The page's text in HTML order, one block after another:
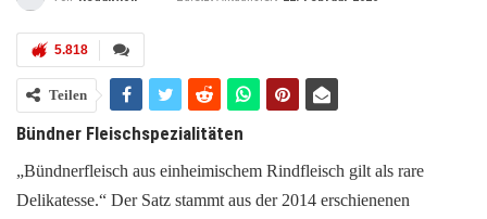
5.818
Teilen
Bündner Fleischspezialitäten
„Bündnerfleisch aus einheimischem Rindfleisch gilt als rare
Delikatesse.“ Der Satz stammt aus der 2014 erschienenen